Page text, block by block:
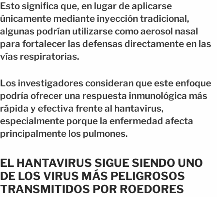
Esto significa que, en lugar de aplicarse
únicamente mediante inyección tradicional,
algunas podrían utilizarse como aerosol nasal
para fortalecer las defensas directamente en las
vías respiratorias.
Los investigadores consideran que este enfoque
podría ofrecer una respuesta inmunológica más
rápida y efectiva frente al hantavirus,
especialmente porque la enfermedad afecta
principalmente los pulmones.
EL HANTAVIRUS SIGUE SIENDO UNO
DE LOS VIRUS MÁS PELIGROSOS
TRANSMITIDOS POR ROEDORES